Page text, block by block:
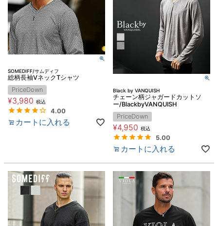
SOMEDIFF/サムディフ
総柄長袖VネックTシャツ
PriceDown
¥3,980 税込
4.00
カートに入れる
Black by VANQUISH
チェーン柄ジャガードカットソ
ー/BlackbyVANQUISH
PriceDown
¥4,950 税込
5.00
カートに入れる